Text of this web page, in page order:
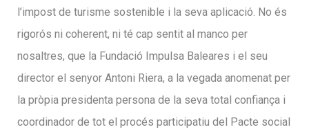
l’impost de turisme sostenible i la seva aplicació. No és
rigorós ni coherent, ni té cap sentit al manco per
nosaltres, que la Fundació Impulsa Baleares i el seu
director el senyor Antoni Riera, a la vegada anomenat per
la pròpia presidenta persona de la seva total confiança i
coordinador de tot el procés participatiu del Pacte social